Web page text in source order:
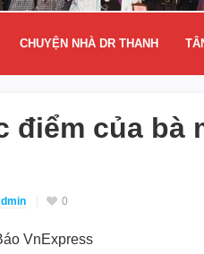
CHUYỆN NHÀ DR THANH
điểm của bà
0
VnExpress